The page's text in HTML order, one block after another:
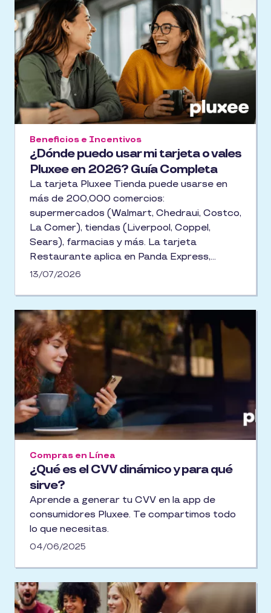
¿Dónde puedo usar mi tarjeta o vales
Pluxee en 2026? Guía Completa
Beneficios e Incentivos
La tarjeta Pluxee Tienda puede usarse en
más de 200,000 comercios:
supermercados (Walmart, Chedraui, Costco,
La Comer), tiendas (Liverpool, Coppel,
Sears), farmacias y más. La tarjeta
Restaurante aplica en Panda Express,
Starbucks, Burger King, McDonald's.
específicas (Petro Seven, Oxxo Gas, Shell,
Mobil, G500). Consulta el localizador en la
Pluxee App.
13/07/2026
¿Qué es el CVV dinámico y para qué
sirve?
Compras en Línea
Aprende a generar tu CVV en la app de
consumidores Pluxee. Te compartimos todo
lo que necesitas.
04/06/2025